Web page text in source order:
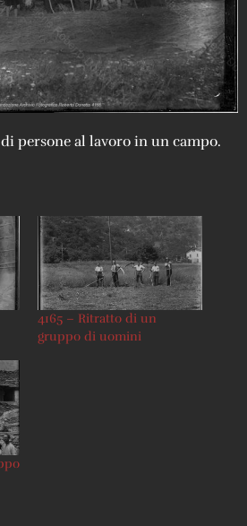
persone al lavoro in un campo.
4165 – Ritratto di un
gruppo di uomini